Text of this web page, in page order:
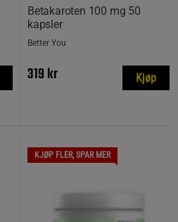
Betakaroten 100 mg 50
kapsler
Better You
319 kr Kjøp
KJØP FLER, SPAR MER